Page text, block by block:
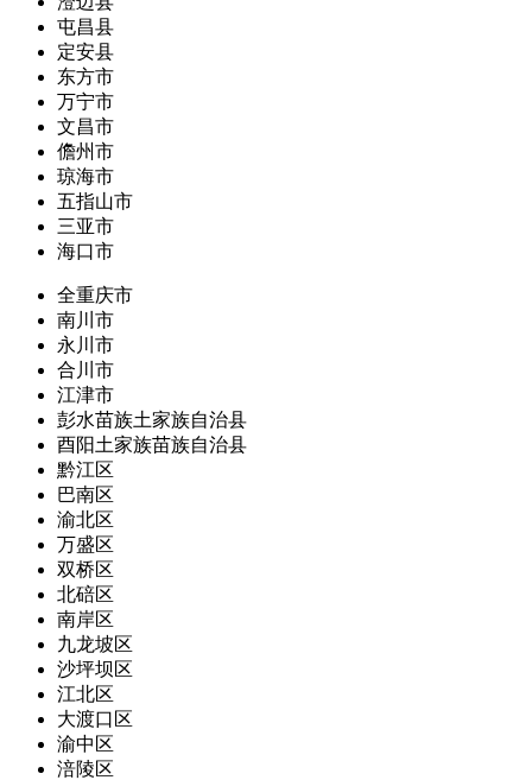
屯昌县
定安县
东方市
万宁市
文昌市
儋州市
琼海市
五指山市
三亚市
海口市
全重庆市
南川市
永川市
合川市
江津市
彭水苗族土家族自治县
酉阳土家族苗族自治县
黔江区
巴南区
渝北区
万盛区
双桥区
北碚区
南岸区
九龙坡区
沙坪坝区
江北区
大渡口区
渝中区
涪陵区